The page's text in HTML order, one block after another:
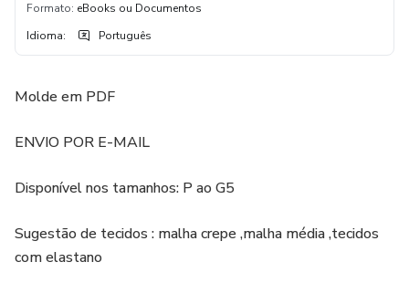
Formato: eBooks ou Documentos
Idioma: Português
Molde em PDF
ENVIO POR E-MAIL
Disponível nos tamanhos: P ao G5
Sugestão de tecidos : malha crepe ,malha média ,tecidos
com elastano